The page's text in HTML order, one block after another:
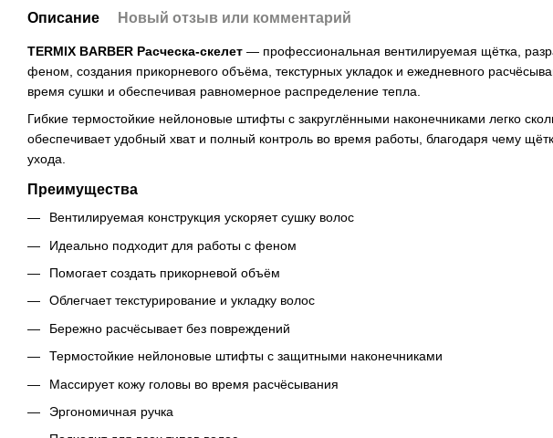
Описание Новый отзыв или комментарий
TERMIX BARBER Расческа-скелет — профессиональная вентилируемая щётка,
феном, создания прикорневого объёма, текстурных укладок и ежедневного
время сушки и обеспечивая равномерное распределение тепла.
Гибкие термостойкие нейлоновые штифты с закруглёнными наконечниками легко
обеспечивает удобный хват и полный контроль во время работы, благодаря чему
ухода.
Преимущества
Вентилируемая конструкция ускоряет сушку волос
Идеально подходит для работы с феном
Помогает создать прикорневой объём
Облегчает текстурирование и укладку волос
Бережно расчёсывает без повреждений
Термостойкие нейлоновые штифты с защитными наконечниками
Массирует кожу головы во время расчёсывания
Эргономичная ручка